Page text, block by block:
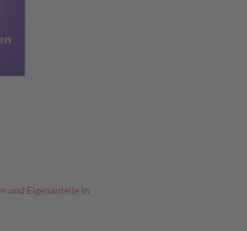
und Eigenanteile in